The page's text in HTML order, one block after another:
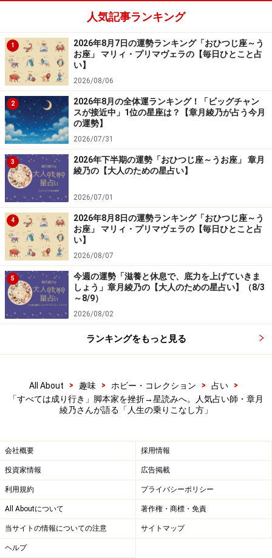
に、不思議と仕事がつながっていったんです。
自宅とは別にアトリエを持てるようになって、趣味にも
時間を割けるようになり、少しずつ「自分のペース」が
できていった感覚があります。
ただ、自分では「すべて順調」と思っているわけではな
くて。むしろ「世の中の常識が分からない」という引け
目のようなものを、今でもどこかで感じている気がしま
す。家庭環境が不安定で、親がよく暴れていたので、幼
少期はしんどい思い出ばかりです。
「大学に行きたい」と言えるような状況でもなかったで
すし、人との付き合い方も分からず、20～30代は人間関
係の失敗ばかりでした。「仲良くなれた」と思っても、
必ずどこかで関係が切れてしまって、そういうものなん
だと今は割り切っていますね。
私はやぎ座なのですが、やぎ座は「大器晩成」といわれ
る運気です。子どもから大人になるにつれて生きやすく
＞次ページ：仕事も人間関係も少しラクになったきっか
※記事内容は執筆時点のものです。最新の内容をご確認くださ
い。
1/2 次のページへ
人気記事ランキング
1
2026年8月7日の運勢ランキング「おひつじ座～う
お座」 マリィ・プリマヴェラの【毎日ひとこと占
い】
2026/08/06
2
2026年8月の全体運ランキング！「ビッグチャン
スが接近中」1位の星座は？【章月綾乃が占う今月
の運勢】
2026/07/31
3
2026年下半期の運勢「おひつじ座～うお座」 章月
綾乃の【大人のための星占い】
2026/07/01
4
2026年8月8日の運勢ランキング「おひつじ座～う
お座」 マリィ・プリマヴェラの【毎日ひとこと占
い】
2026/08/07
5
今週の運勢「滋養と休息で、底力を上げていきま
しょう」章月綾乃の【大人のための星占い】（8/3
～8/9）
2026/08/02
ランキングをもっと見る
All About > 趣味 > ホビー・コレクション > 占い
>
「すべては成り行き」脚本家を挫折→星読みへ。人気占い師・章月
綾乃さんが語る「人生の乗りこなし方」
会社概要 採用情報
投資家情報 広告掲載
利用規約 プライバシーポリシー
All Aboutについて 著作権・商標・免責
当サイトの情報についての注意 サイトマップ
ヘルプ